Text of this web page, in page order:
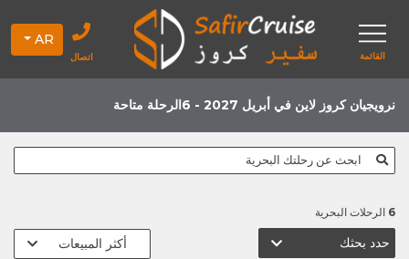
القائمة اتصال
AR
نرويجيان كروز لاين في أبريل 2027 - 6الرحلة متاحة
ابحث عن رحلتك البحرية
6 الرحلات البحرية
حدد بحثك